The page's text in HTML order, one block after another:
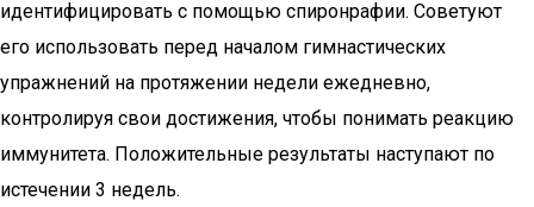
идентифицировать с помощью спиронрафии. Советуют
его использовать перед началом гимнастических
упражнений на протяжении недели ежедневно,
контролируя свои достижения, чтобы понимать реакцию
иммунитета. Положительные результаты наступают по
истечении 3 недель.